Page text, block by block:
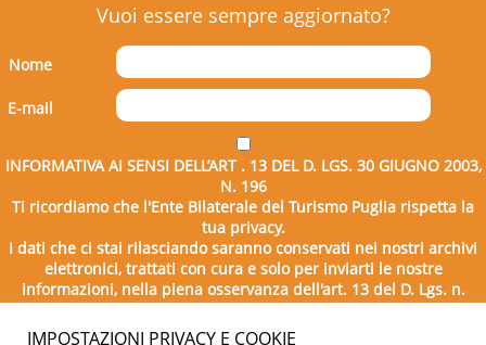
Vuoi essere sempre aggiornato?
Nome
E-mail
INFORMATIVA AI SENSI DELL’ART . 13 DEL D. LGS. 30 GIUGNO 2003,
N. 196
Ti ricordiamo che l'Ente Bilaterale del Turismo Puglia rispetta la
tua privacy.
I dati che ci stai rilasciando saranno conservati nei nostri archivi
elettronici, trattati con cura e solo per inviarti le nostre
informazioni, nella piena osservanza dell'art. 13 del D. Lgs. n.
196/2003.
IMPOSTAZIONI PRIVACY E COOKIE